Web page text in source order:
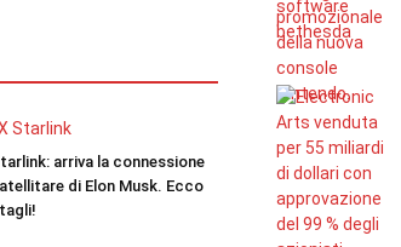
arriva la connessione
di Elon Musk. Ecco